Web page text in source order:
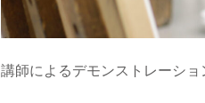
講師によるデモンストレーシ